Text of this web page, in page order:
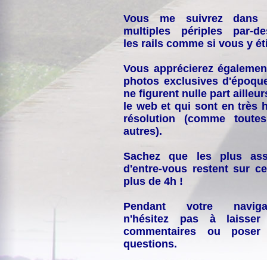
Vous me suivrez dans
multiples périples par-
les rails comme si vous y
Vous apprécierez
photos exclusives
ne figurent nulle part
le web et qui sont en très
résolution (comme
autres).
Sachez que les plus
d'entre-vous restent sur
plus de 4h !
Pendant votre
n'hésitez pas à laisser
commentaires ou
questions.